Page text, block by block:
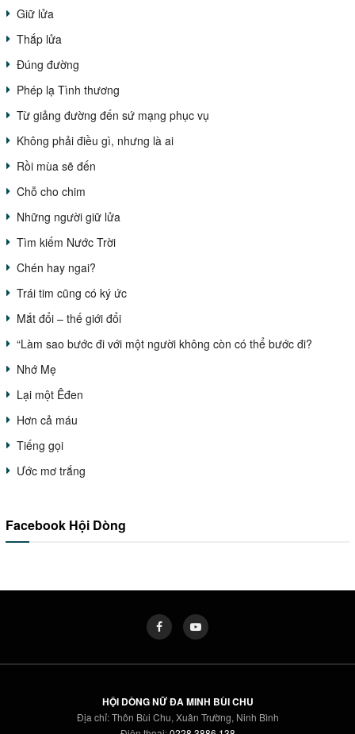
Giữ lửa
Thắp lửa
Đúng đường
Phép lạ Tình thương
Từ giảng đường đến sứ mạng phục vụ
Không phải điều gì, nhưng là ai
Rồi mùa sẽ đến
Chỗ cho chim
Những người giữ lửa
Tìm kiếm Nước Trời
Chén hay ngai?
Trái tim cũng có ký ức
Mắt đổi – thế giới đổi
“Làm sao bước đi với một người không còn có thể bước đi?
Nhớ Mẹ
Lại một Êđen
Hơn cả máu
Tiếng gọi
Ước mơ trắng
Facebook Hội Dòng
HỘI DÒNG NỮ ĐA MINH BÙI CHU
Địa chỉ: Thôn Bùi Chu, Xuân Trường, Ninh Bình